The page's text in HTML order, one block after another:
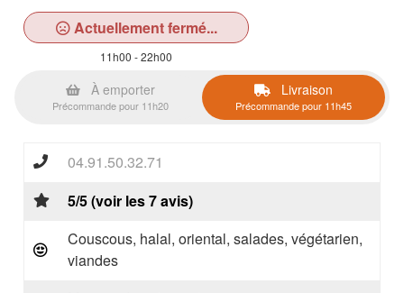
Actuellement fermé...
11h00 - 22h00
À emporter
Précommande pour 11h20
Livraison
Précommande pour 11h45
04.91.50.32.71
5/5 (voir les 7 avis)
Couscous, halal, oriental, salades, végétarien,
viandes